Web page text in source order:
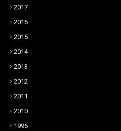
2017
2016
2015
2014
2013
2012
2011
2010
1996